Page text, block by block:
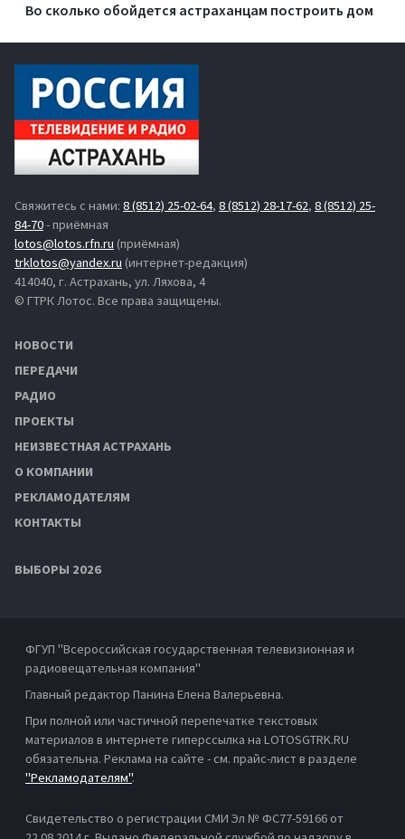
Во сколько обойдется астраханцам построить дом
Свяжитесь с нами: 8 (8512) 25-02-64, 8 (8512) 28-17-62, 8 (8512) 25-
84-70- приёмная
lotos@lotos.rfn.ru (приёмная)
trklotos@yandex.ru (интернет-редакция)
414040, г. Астрахань, ул. Ляхова, 4
© ГТРК Лотос. Все права защищены.
НОВОСТИ
ПЕРЕДАЧИ
РАДИО
ПРОЕКТЫ
НЕИЗВЕСТНАЯ АСТРАХАНЬ
О КОМПАНИИ
РЕКЛАМОДАТЕЛЯМ
КОНТАКТЫ
ВЫБОРЫ 2026
ФГУП "Всероссийская государственная телевизионная и
радиовещательная компания"
Главный редактор Панина Елена Валерьевна.
При полной или частичной перепечатке текстовых
материалов в интернете гиперссылка на LOTOSGTRK.RU
обязательна. Реклама на сайте - см. прайс-лист в разделе
"Рекламодателям".
Свидетельство о регистрации СМИ Эл № ФС77-59166 от